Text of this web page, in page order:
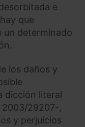
e
que
un determinado
los daños y
dicción literal
2003/29207-,
y perjuicios